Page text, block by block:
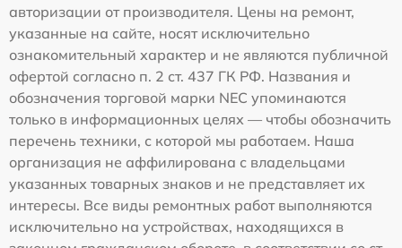
авторизации от производителя. Цены на ремонт,
указанные на сайте, носят исключительно
ознакомительный характер и не являются публичной
офертой согласно п. 2 ст. 437 ГК РФ. Названия и
обозначения торговой марки NEC упоминаются
только в информационных целях — чтобы обозначить
перечень техники, с которой мы работаем. Наша
организация не аффилирована с владельцами
указанных товарных знаков и не представляет их
интересы. Все виды ремонтных работ выполняются
исключительно на устройствах, находящихся в